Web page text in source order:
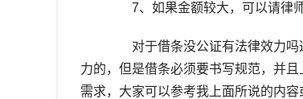
7、如果金额较大，可以请律师
对于借条没公证有法律效力吗
力的，但是借条必须要书写规范，并
需求，大家可以参考我上面所说的内容